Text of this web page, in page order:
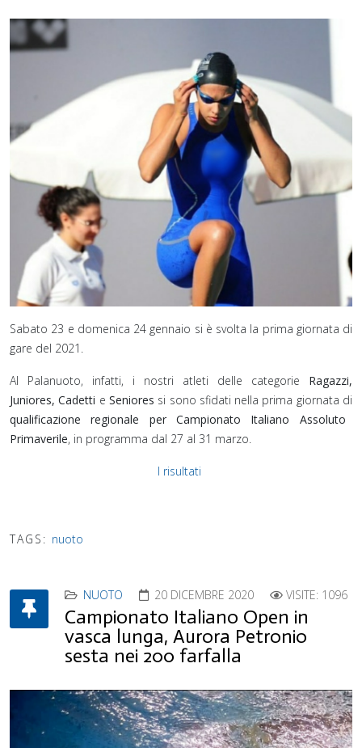
Sabato 23 e domenica 24 gennaio si è svolta la prima giornata di
gare del 2021.
Al Palanuoto, infatti, i nostri atleti delle categorie Ragazzi,
Juniores, Cadetti e Seniores si sono sfidati nella prima giornata di
qualificazione regionale per Campionato Italiano Assoluto
Primaverile, in programma dal 27 al 31 marzo.
I risultati
TAGS: nuoto
NUOTO 20 DICEMBRE 2020 VISITE: 1096
Campionato Italiano Open in
vasca lunga, Aurora Petronio
sesta nei 200 farfalla